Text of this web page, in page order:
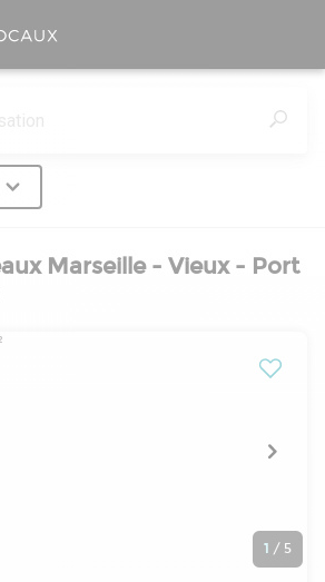
Marseille - Vieux - Port
1 / 5